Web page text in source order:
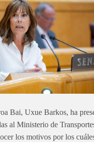
Bai, Uxue Barkos, ha
al Ministerio de
los motivos por los